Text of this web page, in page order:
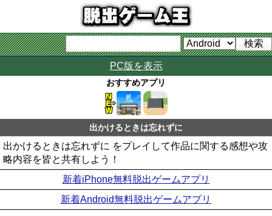
PC版を表示
おすすめアプリ
出かけるときは忘れずに
出かけるときは忘れずに をプレイして作品に関する感想や攻
略内容を皆と共有しよう！
新着iPhone無料脱出ゲームアプリ
新着Android無料脱出ゲームアプリ